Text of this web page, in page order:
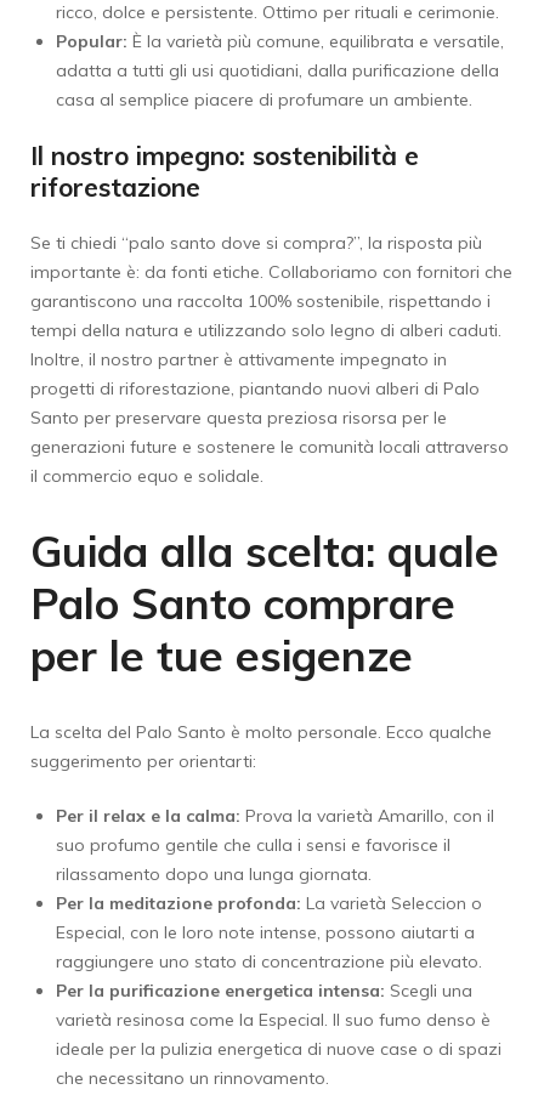
ricco, dolce e persistente. Ottimo per rituali e cerimonie.
Popular: È la varietà più comune, equilibrata e versatile,
adatta a tutti gli usi quotidiani, dalla purificazione della
casa al semplice piacere di profumare un ambiente.
Il nostro impegno: sostenibilità e
riforestazione
Se ti chiedi “palo santo dove si compra?”, la risposta più
importante è: da fonti etiche. Collaboriamo con fornitori che
garantiscono una raccolta 100% sostenibile, rispettando i
tempi della natura e utilizzando solo legno di alberi caduti.
Inoltre, il nostro partner è attivamente impegnato in
progetti di riforestazione, piantando nuovi alberi di Palo
Santo per preservare questa preziosa risorsa per le
generazioni future e sostenere le comunità locali attraverso
il commercio equo e solidale.
Guida alla scelta: quale
Palo Santo comprare
per le tue esigenze
La scelta del Palo Santo è molto personale. Ecco qualche
suggerimento per orientarti:
Per il relax e la calma: Prova la varietà Amarillo, con il
suo profumo gentile che culla i sensi e favorisce il
rilassamento dopo una lunga giornata.
Per la meditazione profonda: La varietà Seleccion o
Especial, con le loro note intense, possono aiutarti a
raggiungere uno stato di concentrazione più elevato.
Per la purificazione energetica intensa: Scegli una
varietà resinosa come la Especial. Il suo fumo denso è
ideale per la pulizia energetica di nuove case o di spazi
che necessitano un rinnovamento.